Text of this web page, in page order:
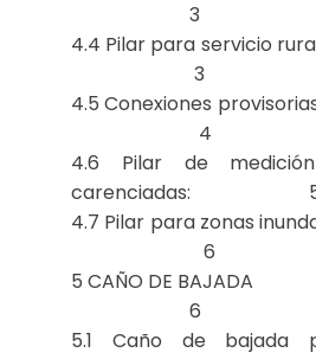
3
4.4 Pilar para
3
4.5 Conexiones
4
4.6 Pilar de
carenciadas:
4.7 Pilar para zonas
6
5 CAÑO DE
6
5.1 Caño de bajada